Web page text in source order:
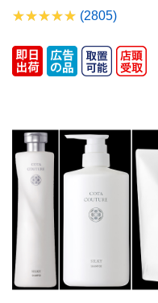
(2805)